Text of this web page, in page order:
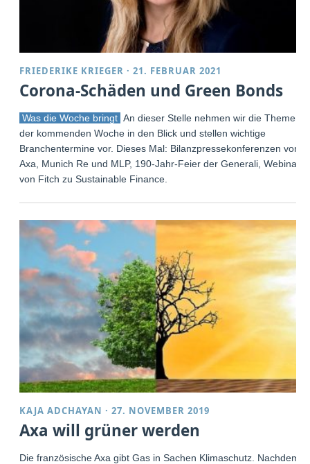
FRIEDERIKE KRIEGER ·21. FEBRUAR 2021
Corona-Schäden und Green Bonds
Was die Woche bringt An dieser Stelle nehmen wir die Themen
der kommenden Woche in den Blick und stellen wichtige
Branchentermine vor. Dieses Mal: Bilanzpressekonferenzen von
Axa, Munich Re und MLP, 190-Jahr-Feier der Generali, Webinar
von Fitch zu Sustainable Finance.
KAJA ADCHAYAN ·27. NOVEMBER 2019
Axa will grüner werden
Die französische Axa gibt Gas in Sachen Klimaschutz. Nachdem